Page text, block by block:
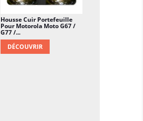
Housse Cuir Portefeuille
Pour Motorola Moto G67 /
G77 /...
DÉCOUVRIR